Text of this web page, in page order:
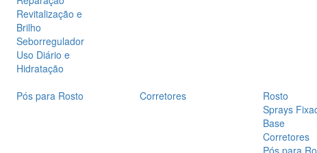
Revitalização e
Brilho
Seborregulador
Uso Diário e
Hidratação
Pós para Rosto Corretores
Rosto
Sprays
Base
Corretores
Pós para